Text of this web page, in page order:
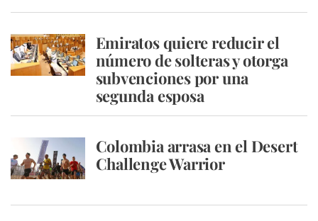
Emiratos quiere reducir el
número de solteras y otorga
subvenciones por una
segunda esposa
Colombia arrasa en el Desert
Challenge Warrior